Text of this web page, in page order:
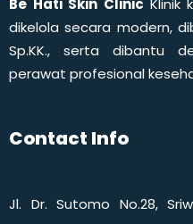
Be Hati Skin Clinic Klinik
dikelola secara modern,
Sp.KK., serta dibantu
perawat profesional
Contact Info
Jl. Dr. Sutomo No.28,